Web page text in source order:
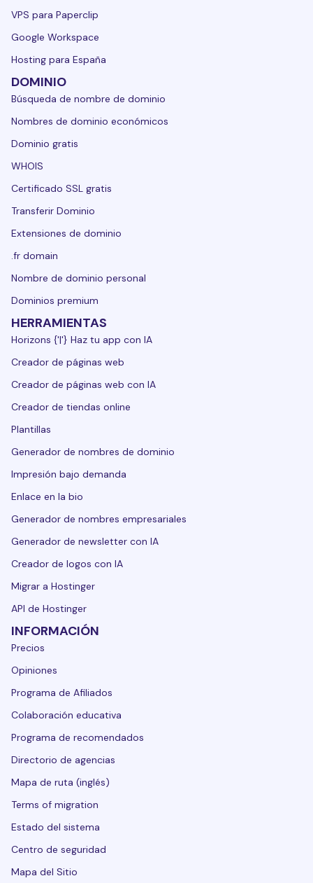
VPS para Paperclip
Google Workspace
Hosting para España
DOMINIO
Búsqueda de nombre de dominio
Nombres de dominio económicos
Dominio gratis
WHOIS
Certificado SSL gratis
Transferir Dominio
Extensiones de dominio
.fr domain
Nombre de dominio personal
Dominios premium
HERRAMIENTAS
Horizons {'|'} Haz tu app con IA
Creador de páginas web
Creador de páginas web con IA
Creador de tiendas online
Plantillas
Generador de nombres de dominio
Impresión bajo demanda
Enlace en la bio
Generador de nombres empresariales
Generador de newsletter con IA
Creador de logos con IA
Migrar a Hostinger
API de Hostinger
INFORMACIÓN
Precios
Opiniones
Programa de Afiliados
Colaboración educativa
Programa de recomendados
Directorio de agencias
Mapa de ruta (inglés)
Terms of migration
Estado del sistema
Centro de seguridad
Mapa del Sitio